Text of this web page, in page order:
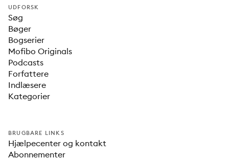
UDFORSK
Søg
Bøger
Bogserier
Mofibo Originals
Podcasts
Forfattere
Indlæsere
Kategorier
BRUGBARE LINKS
Hjælpecenter og kontakt
Abonnementer